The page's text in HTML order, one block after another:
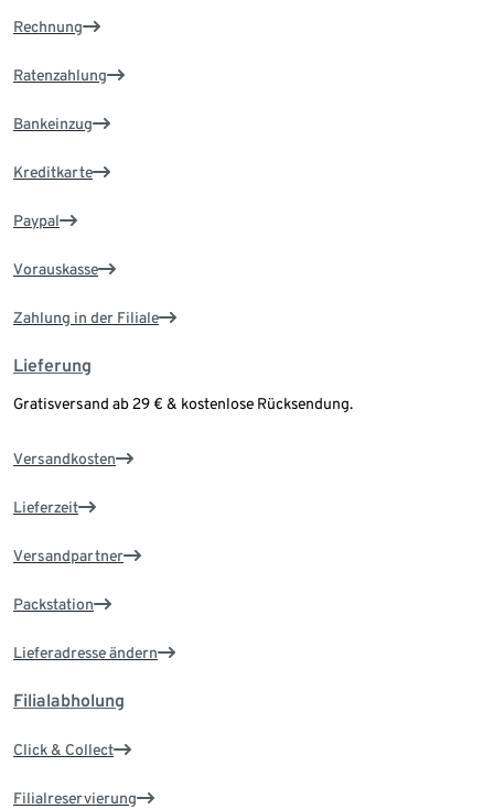
Rechnung
Ratenzahlung
Bankeinzug
Kreditkarte
Paypal
Vorauskasse
Zahlung in der Filiale
Lieferung
Gratisversand ab 29 € & kostenlose Rücksendung.
Versandkosten
Lieferzeit
Versandpartner
Packstation
Lieferadresse ändern
Filialabholung
Click & Collect
Filialreservierung